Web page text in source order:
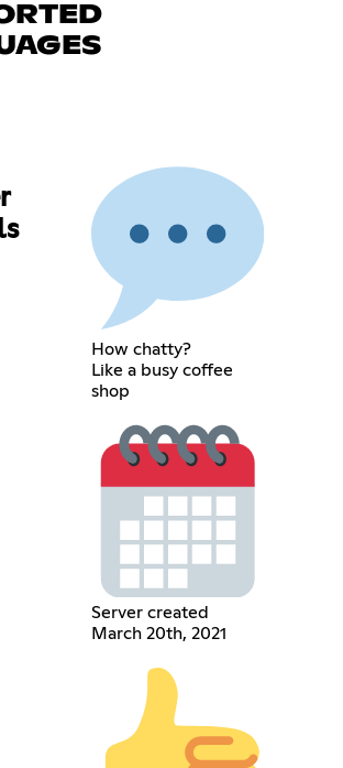
How chatty?
Like a busy coffee
shop
Server created
March 20th, 2021